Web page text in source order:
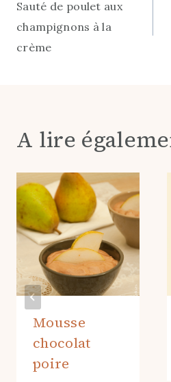
de
l’article
Sauté de poulet aux
champignons à la
crème
A lire
Mousse
chocolat
poire